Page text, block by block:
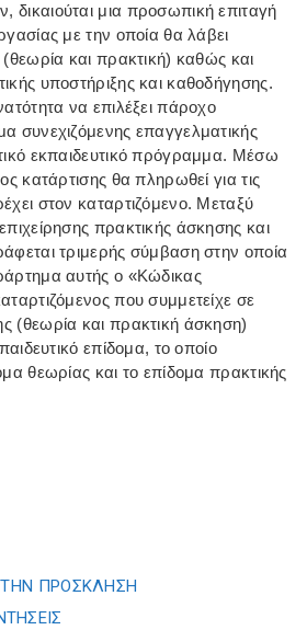
μια προσωπική επιταγή
με την οποία θα λάβει
(θεωρία και πρακτική) καθώς και
υποστήριξης και καθοδήγησης.
να επιλέξει πάροχο
συνεχιζόμενης επαγγελματικής
εκπαιδευτικό πρόγραμμα. Μέσω
κατάρτισης θα πληρωθεί για τις
στον καταρτιζόμενο. Μεταξύ
πρακτικής άσκησης και
τριμερής σύμβαση στην οποία
αυτής ο «Κώδικας
που συμμετείχε σε
(θεωρία και πρακτική άσκηση)
επίδομα, το οποίο
θεωρίας και το επίδομα πρακτικής
ΤΗΝ ΠΡΟΣΚΛΗΣΗ